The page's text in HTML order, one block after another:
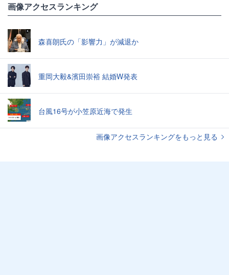
画像アクセスランキング
森喜朗氏の「影響力」が減退か
重岡大毅&濱田崇裕 結婚W発表
台風16号が小笠原近海で発生
画像アクセスランキングをもっと見る